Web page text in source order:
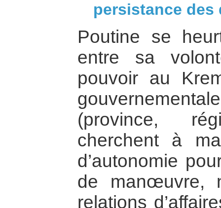
persistance des
Poutine se
entre sa
pouvoir au
(province,
cherchent à
d’autonomie
de manœuvre,
relations